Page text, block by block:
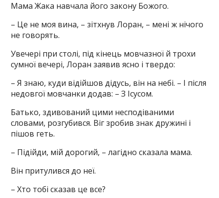
Мама Жака навчала його закону Божого.
– Це не моя вина, – зітхнув Лоран, – мені ж нічого
не говорять.
Увечері при столі, під кінець мовчазної й трохи
сумної вечері, Лоран заявив ясно і твердо:
– Я знаю, куди відійшов дідусь, він на небі. – І після
недовгої мовчанки додав: – З Ісусом.
Батько, здивований цими несподіваними
словами, розгубився. Віг зробив знак дружині і
пішов геть.
– Підійди, мій дорогий, – лагідно сказала мама.
Він притулився до неї.
– Хто тобі сказав це все?